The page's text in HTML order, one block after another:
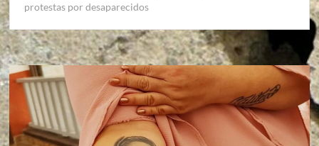
protestas por desaparecidos